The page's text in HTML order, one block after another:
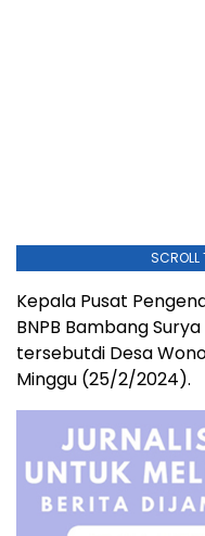
SCROLL
Kepala Pusat
BNPB Bambang
tersebutdi Desa
Minggu (25/2/2024).